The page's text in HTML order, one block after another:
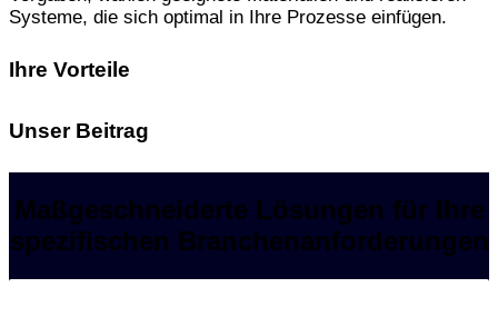
Systeme, die sich optimal in Ihre Prozesse einfügen.
Ihre Vorteile
Unser Beitrag
Maßgeschneiderte Lösungen für Ihre
spezifischen Branchenanforderungen